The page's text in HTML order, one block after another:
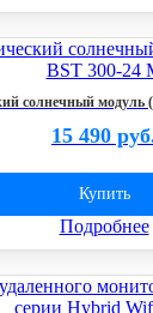
солнечный
15 490
Купить
Подробнее